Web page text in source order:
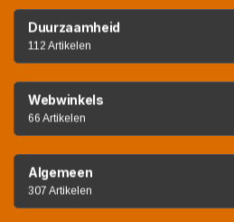
Duurzaamheid
112 Artikelen
Webwinkels
66 Artikelen
Algemeen
307 Artikelen